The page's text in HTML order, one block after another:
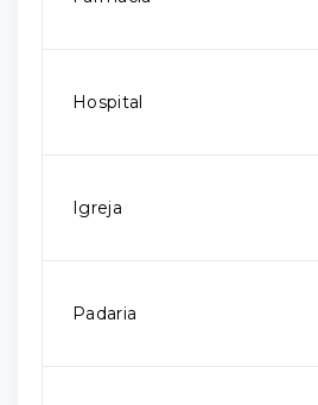
Hospital
Igreja
Padaria